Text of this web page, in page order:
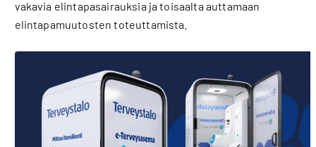
vakavia elintapasairauksia ja toisaalta auttamaan
elintapamuutosten toteuttamista.